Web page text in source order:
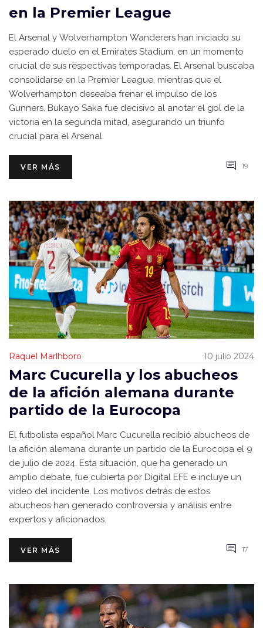
en la Premier League
El Arsenal y Wolverhampton Wanderers han iniciado su
esperado duelo en el Emirates Stadium, en un momento
crucial de sus respectivas temporadas. El Arsenal buscaba
consolidarse en la Premier League, mientras que el
Wolverhampton deseaba frenar el impulso de los
Gunners. Bukayo Saka fue decisivo al anotar el gol de la
victoria en la segunda mitad, asegurando un triunfo
crucial para el Arsenal.
VER MÁS 19
Raquel Marlhboro 10 julio 2024
Marc Cucurella y los abucheos
de la afición alemana durante
partido de la Eurocopa
El futbolista español Marc Cucurella recibió abucheos de
la afición alemana durante un partido de la Eurocopa el 9
de julio de 2024. Esta situación, que ha generado un
amplio debate, fue cubierta por Digital EFE e incluye un
video del incidente. Los motivos detrás de estos
abucheos han generado controversia y análisis entre
expertos y aficionados.
VER MÁS 17